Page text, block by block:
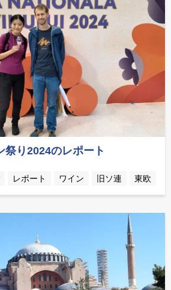
り2024のレポート
レポート ワイン 旧ソ連 東欧